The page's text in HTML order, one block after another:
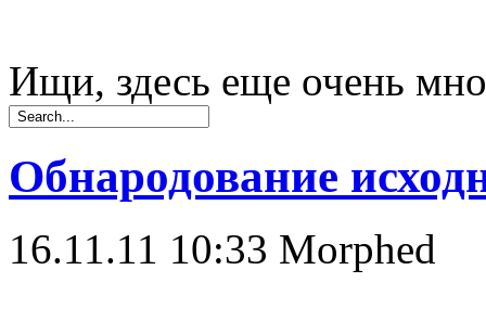
Ищи, здесь еще очень
Обнародование
16.11.11 10:33 Morphed